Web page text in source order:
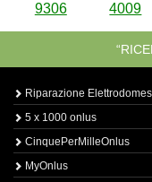
9306 4009
Riparazione
5 x 1000 onlus
CinquePerMilleOnlus
MyOnlus